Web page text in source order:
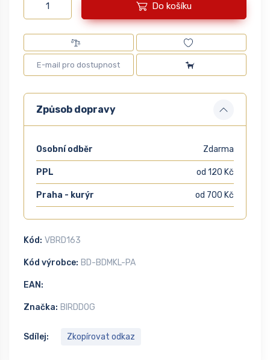
Do košíku
Způsob dopravy
Osobní odběr Zdarma
PPL od 120 Kč
Praha - kurýr od 700 Kč
Kód: VBRD163
Kód výrobce: BD-BDMKL-PA
EAN:
Značka: BIRDDOG
Sdílej: Zkopírovat odkaz